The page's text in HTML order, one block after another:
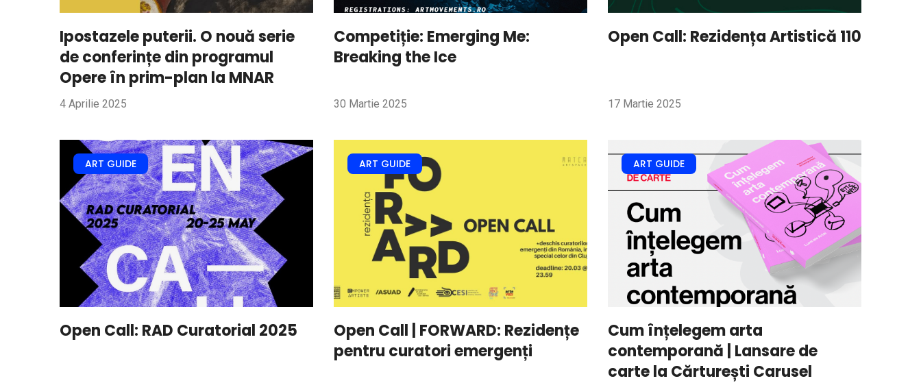
Ipostazele puterii. O nouă serie
de conferințe din programul
Opere în prim-plan la MNAR
4 Aprilie 2025
Competiție: Emerging Me:
Breaking the Ice
30 Martie 2025
Open Call: Rezidența Artistică 110
17 Martie 2025
ART GUIDE
Open Call: RAD Curatorial 2025
ART GUIDE
Open Call | FORWARD: Rezidențe
pentru curatori emergenți
ART GUIDE
Cum înțelegem arta
contemporană | Lansare de
carte la Cărturești Carusel